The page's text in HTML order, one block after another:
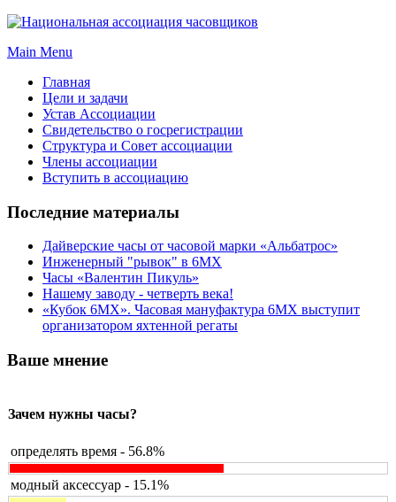
Main Menu
Главная
Цели и задачи
Устав Ассоциации
Свидетельство о госрегистрации
Структура и Совет ассоциации
Члены ассоциации
Вступить в ассоциацию
Последние материалы
Дайверские часы от часовой марки «Альбатрос»
Инженерный "рывок" в 6МХ
Часы «Валентин Пикуль»
Нашему заводу - четверть века!
«Кубок 6МХ». Часовая мануфактура 6МХ выступит
организатором яхтенной регаты
Ваше мнение
Зачем нужны часы?
определять время - 56.8%
модный аксессуар - 15.1%